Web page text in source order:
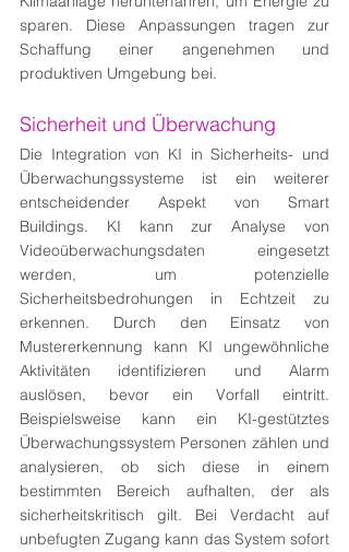
sparen. Diese Anpassungen tragen zur
Schaffung einer angenehmen und
produktiven Umgebung bei.
Sicherheit und Überwachung
Die Integration von KI in Sicherheits- und
Überwachungssysteme ist ein weiterer
entscheidender Aspekt von Smart
Buildings. KI kann zur Analyse von
Videoüberwachungsdaten eingesetzt
werden, um potenzielle
Sicherheitsbedrohungen in Echtzeit zu
erkennen. Durch den Einsatz von
Mustererkennung kann KI ungewöhnliche
Aktivitäten identifizieren und Alarm
auslösen, bevor ein Vorfall eintritt.
Beispielsweise kann ein KI-gestütztes
Überwachungssystem Personen zählen und
analysieren, ob sich diese in einem
bestimmten Bereich aufhalten, der als
sicherheitskritisch gilt. Bei Verdacht auf
unbefugten Zugang kann das System sofort